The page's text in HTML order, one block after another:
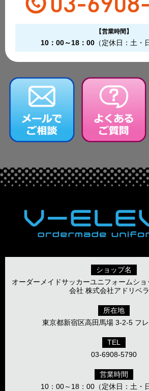
【営業時間】
10：00～18：00 （定休日：土・
ショップ名
オーダーメイドサッカーユニフォームシ
会社 株式会社アドリベ
所在地
東京都新宿区高田馬場 3-2-5 フ
TEL
03-6908-5790
営業時間
10：00～18：00（定休日：土・